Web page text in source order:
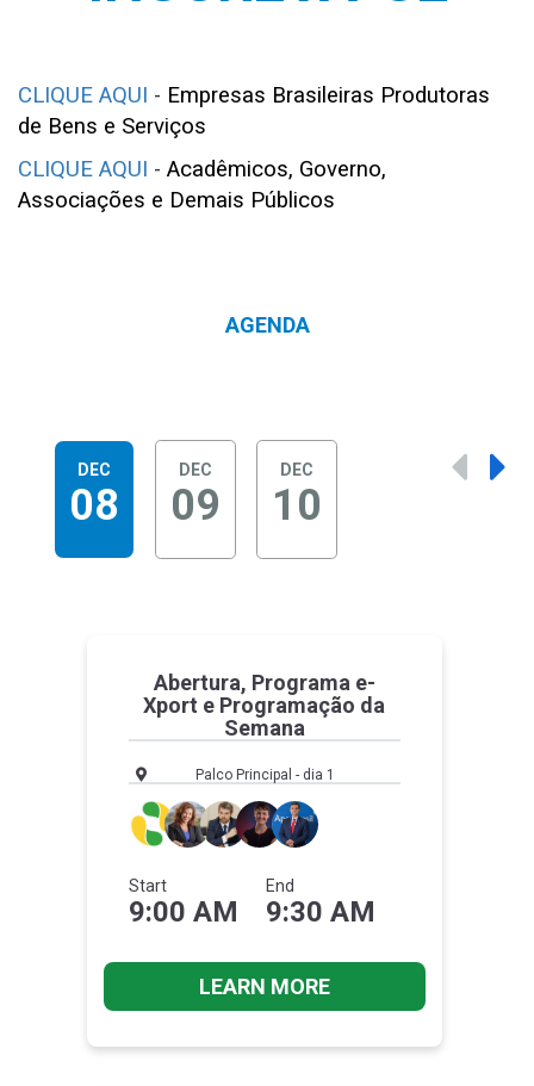
CLIQUE AQUI - Empresas Brasileiras Produtoras
de Bens e Serviços
CLIQUE AQUI - Acadêmicos, Governo,
Associações e Demais Públicos
AGENDA
DEC
08
DEC
09
DEC
10
Abertura, Programa e-
Xport e Programação da
Semana
Palco Principal - dia 1
Start
9:00 AM
End
9:30 AM
LEARN MORE